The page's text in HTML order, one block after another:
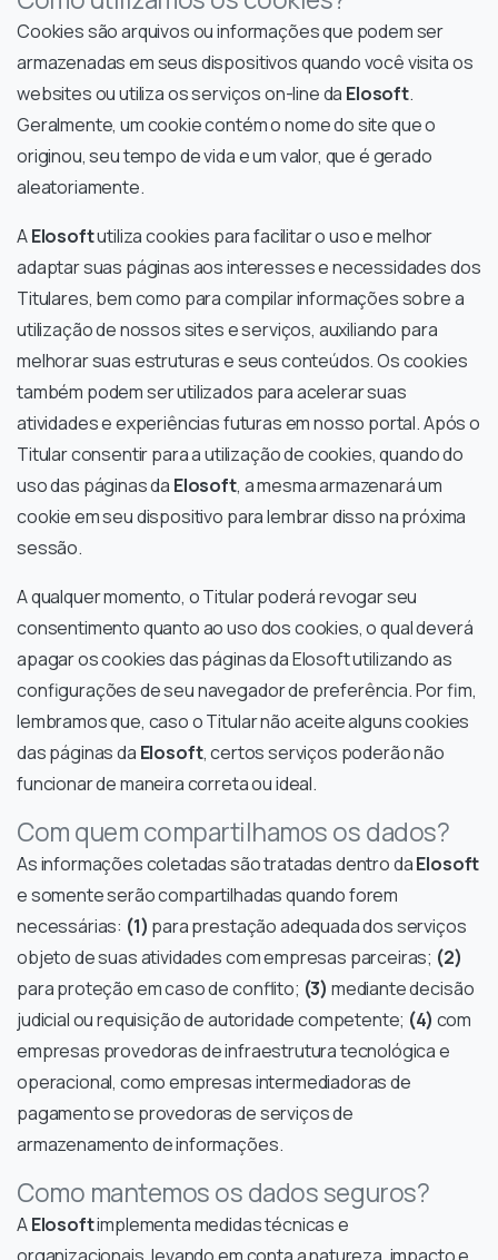
Cookies são arquivos ou informações que podem ser
armazenadas em seus dispositivos quando você visita os
websites ou utiliza os serviços on-line da Elosoft.
Geralmente, um cookie contém o nome do site que o
originou, seu tempo de vida e um valor, que é gerado
aleatoriamente.
AElosoftutiliza cookies para facilitar o uso e melhor
adaptar suas páginas aos interesses e necessidades dos
Titulares, bem como para compilar informações sobre a
utilização de nossos sites e serviços, auxiliando para
melhorar suas estruturas e seus conteúdos. Os cookies
também podem ser utilizados para acelerar suas
atividades e experiências futuras em nosso portal. Após o
Titular consentir para a utilização de cookies, quando do
uso das páginas da Elosoft, a mesma armazenará um
cookie em seu dispositivo para lembrar disso na próxima
sessão.
A qualquer momento, o Titular poderá revogar seu
consentimento quanto ao uso dos cookies, o qual deverá
apagar os cookies das páginas da Elosoft utilizando as
configurações de seu navegador de preferência. Por fim,
lembramos que, caso o Titular não aceite alguns cookies
das páginas da Elosoft, certos serviços poderão não
funcionar de maneira correta ou ideal.
Com quem compartilhamos os dados?
As informações coletadas são tratadas dentro daElosoft
e somente serão compartilhadas quando forem
necessárias: (1) para prestação adequada dos serviços
objeto de suas atividades com empresas parceiras; (2)
para proteção em caso de conflito; (3) mediante decisão
judicial ou requisição de autoridade competente; (4) com
empresas provedoras de infraestrutura tecnológica e
operacional, como empresas intermediadoras de
pagamento se provedoras de serviços de
armazenamento de informações.
Como mantemos os dados seguros?
AElosoftimplementa medidas técnicas e